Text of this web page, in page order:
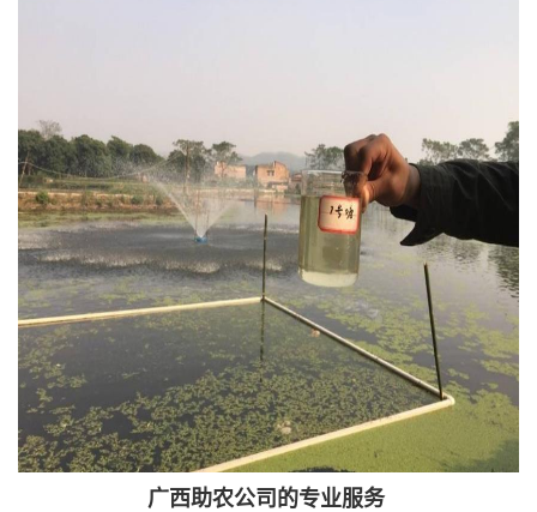
广西助农公司的专业服务